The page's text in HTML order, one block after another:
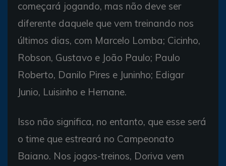
começará jogando, mas não deve ser
diferente daquele que vem treinando nos
últimos dias, com Marcelo Lomba; Cicinho,
Robson, Gustavo e João Paulo; Paulo
Roberto, Danilo Pires e Juninho; Edigar
Junio, Luisinho e Hernane.
Isso não significa, no entanto, que esse será
o time que estreará no Campeonato
Baiano. Nos jogos-treinos, Doriva vem